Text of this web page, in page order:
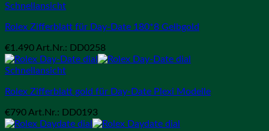
Schnellansicht
Rolex Zifferblatt für Day-Date 180*8 Gelbgold
€1.490 Art.Nr.: DD0258
Schnellansicht
Rolex Zifferblatt gold für Day-Date Plexi Modelle
€790 Art.Nr.: DD0193